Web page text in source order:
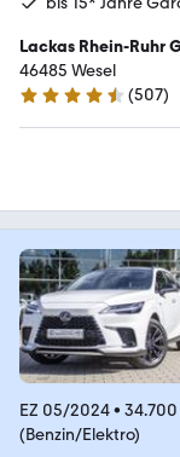
Lackas Rhein-Ruhr
46485 Wesel
4.6 Sterne
(507)
EZ 05/2024• 34.700
(Benzin/Elektro)